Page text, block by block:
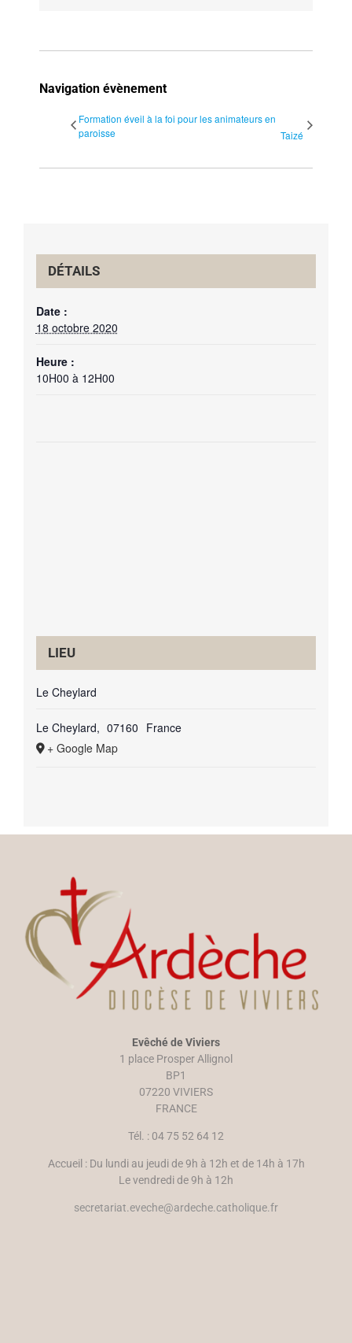
Navigation évènement
Formation éveil à la foi pour les animateurs en
paroisse
Taizé
DÉTAILS
Date :
18 octobre 2020
Heure :
10H00 à 12H00
LIEU
Le Cheylard
Le Cheylard, 07160 France
+ Google Map
Evêché de Viviers
1 place Prosper Allignol
BP1
07220 VIVIERS
FRANCE
Tél. : 04 75 52 64 12
Accueil : Du lundi au jeudi de 9h à 12h et de 14h à 17h
Le vendredi de 9h à 12h
secretariat.eveche@ardeche.catholique.fr